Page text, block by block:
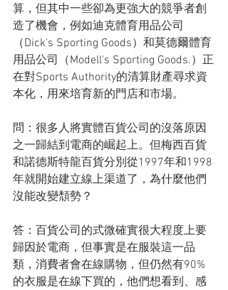
算，但其中一些卻為更強大的競爭者創
造了機會，例如迪克體育用品公司
（Dick's Sporting Goods）和莫德爾體育
用品公司（Modell's Sporting Goods.）正
在對Sports Authority的清算財產尋求資
本化，用來培育新的門店和市場。
問：很多人將實體百貨公司的沒落原因
之一歸結到電商的崛起上。但梅西百貨
和諾德斯特龍百貨分別從1997年和1998
年就開始建立線上渠道了，為什麼他們
沒能改變頹勢？
答：百貨公司的式微確實很大程度上要
歸因於電商，但事實是在服裝這一品
類，消費者會在線購物，但仍然有90%
的衣服是在線下買的，他們想看到、感